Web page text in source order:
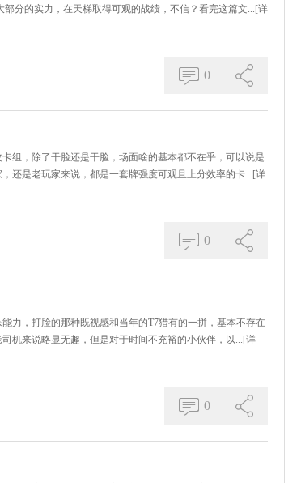
分的实力，在天梯取得可观的战绩，不信？看完这篇文... [详
0
组，除了干脸还是干脸，场面啥的基本都不在乎，可以说是
还是老玩家来说，都是一套牌强度可观且上分效率的卡... [详
0
力，打脸的那种既视感和当年的T7猎有的一拼，基本不存在
机来说略显无趣，但是对于时间不充裕的小伙伴，以... [详
0